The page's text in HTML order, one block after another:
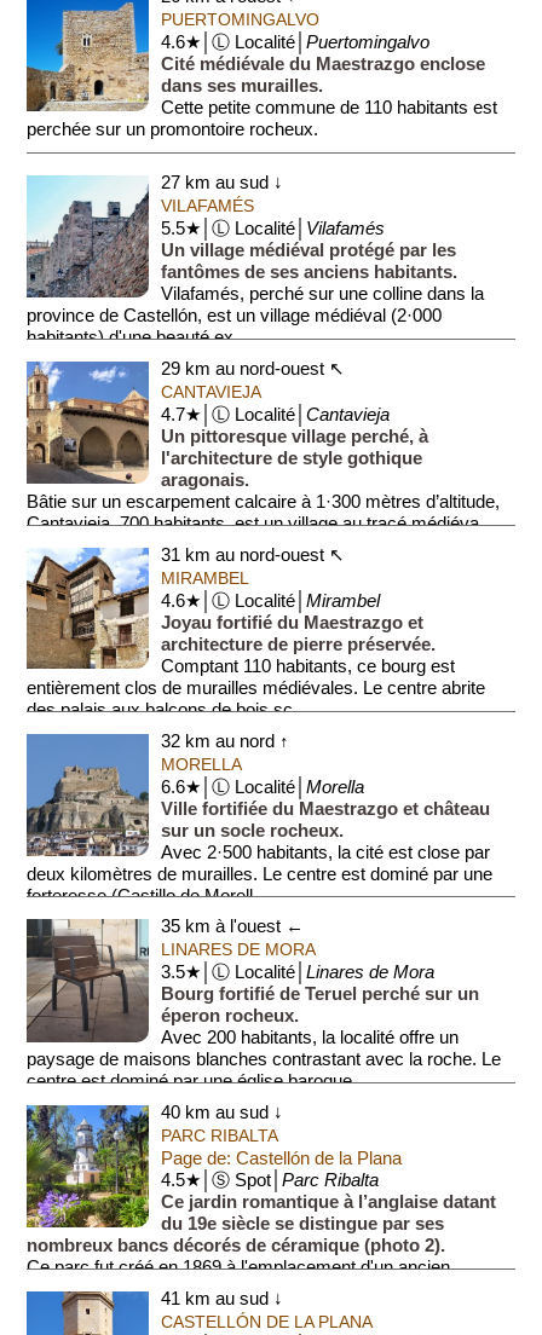
PUERTOMINGALVO
4.6★│Ⓛ Localité│Puertomingalvo
Cité médiévale du Maestrazgo enclose
dans ses murailles.
Cette petite commune de 110 habitants est
perchée sur un promontoire rocheux.
Le centre abrite un château (Castillo de Puertominga...
27 km au sud ↓
VILAFAMÉS
5.5★│Ⓛ Localité│ Vilafamés
Un village médiéval protégé par les
fantômes de ses anciens habitants.
Vilafamés, perché sur une colline dans la
province de Castellón, est un village médiéval (2·000
habitants) d'une beauté ex...
29 km au nord-ouest ↖
CANTAVIEJA
4.7★│Ⓛ Localité│Cantavieja
Un pittoresque village perché, à
l'architecture de style gothique
aragonais.
Bâtie sur un escarpement calcaire à 1·300 mètres d’altitude,
Cantavieja, 700 habitants, est un village au tracé médiéva...
31 km au nord-ouest ↖
MIRAMBEL
4.6★│Ⓛ Localité│Mirambel
Joyau fortifié du Maestrazgo et
architecture de pierre préservée.
Comptant 110 habitants, ce bourg est
entièrement clos de murailles médiévales. Le centre abrite
des palais aux balcons de bois sc...
32 km au nord ↑
MORELLA
6.6★│Ⓛ Localité│Morella
Ville fortifiée du Maestrazgo et château
sur un socle rocheux.
Avec 2·500 habitants, la cité est close par
deux kilomètres de murailles. Le centre est dominé par une
forteresse (Castillo de Morell...
35 km à l'ouest ←
LINARES DE MORA
3.5★│Ⓛ Localité│Linares de Mora
Bourg fortifié de Teruel perché sur un
éperon rocheux.
Avec 200 habitants, la localité offre un
paysage de maisons blanches contrastant avec la roche. Le
centre est dominé par une église baroque ...
40 km au sud ↓
PARC RIBALTA
Page de: Castellón de la Plana
4.5★│Ⓢ Spot│Parc Ribalta
Ce jardin romantique à l’anglaise datant
du 19e siècle se distingue par ses
nombreux bancs décorés de céramique (photo 2).
Ce parc fut créé en 1869 à l'emplacement d'un ancien
cimetière munic...41 km au sud ↓
CASTELLÓN DE LA PLANA